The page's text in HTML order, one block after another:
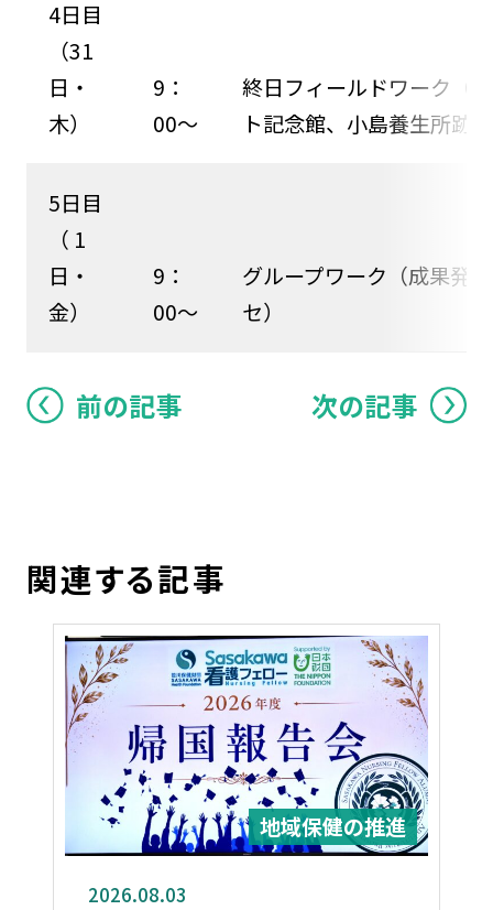
4日目
（31
日・
木）
9：
00～
終日フィールドワーク（
ト記念館、小島養生所跡
5日目
（ 1
日・
金）
9：
00～
グループワーク（成果発
セ）
前の記事 次の記事
関連する記事
地域保健の推進
2026.08.03